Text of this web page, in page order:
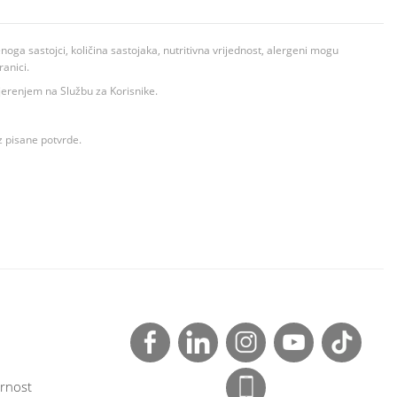
sastojci, količina sastojaka, nutritivna vrijednost, alergeni mogu
na Službu za Korisnike.
pisane potvrde.